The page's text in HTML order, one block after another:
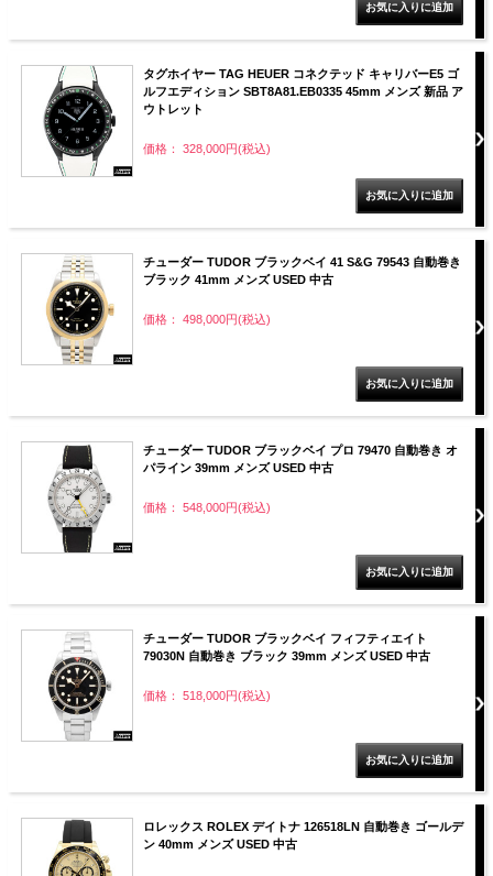
タグホイヤー TAG HEUER コネクテッド キャリバーE5 ゴ
ルフエディション SBT8A81.EB0335 45mm メンズ 新品 ア
ウトレット
価格： 328,000円(税込)
チューダー TUDOR ブラックベイ 41 S&G 79543 自動巻き
ブラック 41mm メンズ USED 中古
価格： 498,000円(税込)
チューダー TUDOR ブラックベイ プロ 79470 自動巻き オ
パライン 39mm メンズ USED 中古
価格： 548,000円(税込)
チューダー TUDOR ブラックベイ フィフティエイト
79030N 自動巻き ブラック 39mm メンズ USED 中古
価格： 518,000円(税込)
ロレックス ROLEX デイトナ 126518LN 自動巻き ゴールデ
ン 40mm メンズ USED 中古